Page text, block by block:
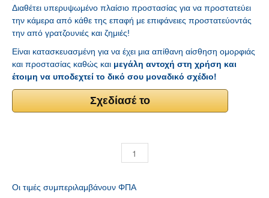
Διαθέτει υπερυψωμένο πλαίσιο προστασίας για να προστατεύει
την κάμερα από κάθε της επαφή με επιφάνειες προστατεύοντάς
την από γρατζουνιές και ζημιές!
Είναι κατασκευασμένη για να έχει μια απίθανη αίσθηση ομορφιάς
και προστασίας καθώς και μεγάλη αντοχή στη χρήση και
έτοιμη να υποδεχτεί το δικό σου μοναδικό σχέδιο!
Σχεδίασέ το
Οι τιμές συμπεριλαμβάνουν ΦΠΑ